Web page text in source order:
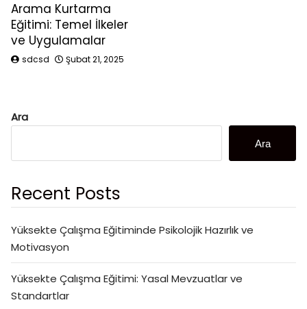
Arama Kurtarma
Eğitimi: Temel İlkeler
ve Uygulamalar
sdcsd Şubat 21, 2025
Ara
Ara
Recent Posts
Yüksekte Çalışma Eğitiminde Psikolojik Hazırlık ve
Motivasyon
Yüksekte Çalışma Eğitimi: Yasal Mevzuatlar ve
Standartlar